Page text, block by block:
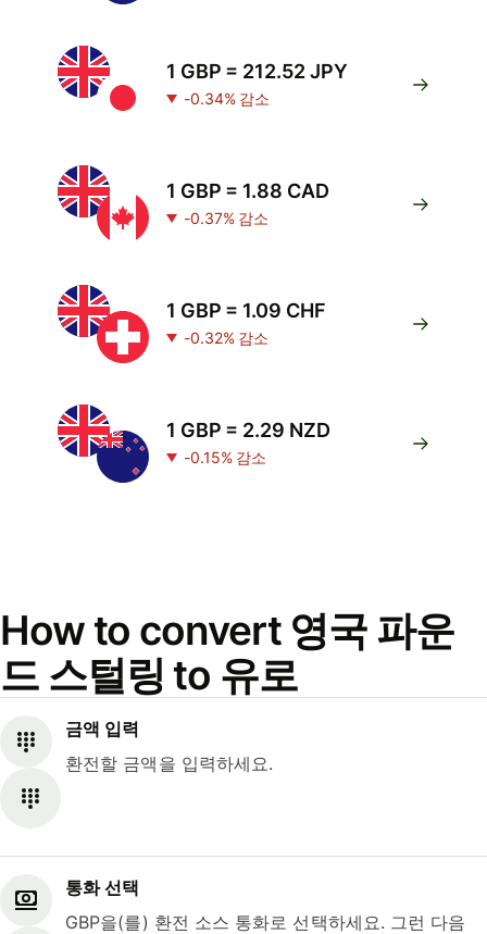
1 GBP = 212.52 JPY
-0.34% 감소
1 GBP = 1.88 CAD
-0.37% 감소
1 GBP = 1.09 CHF
-0.32% 감소
1 GBP = 2.29 NZD
-0.15% 감소
How to convert 영국 파운
드 스털링 to 유로
금액 입력
환전할 금액을 입력하세요.
통화 선택
GBP을(를) 환전 소스 통화로 선택하세요. 그런 다음